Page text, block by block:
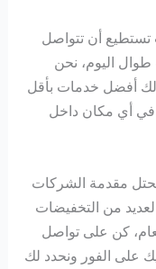
أن تتواصل
اليوم، نحن
أفضل خدمات بأقل
في أي مكان داخل
مقدمة الشركات
من التخفيضات
كن على تواصل
على الفور ونحدد لك